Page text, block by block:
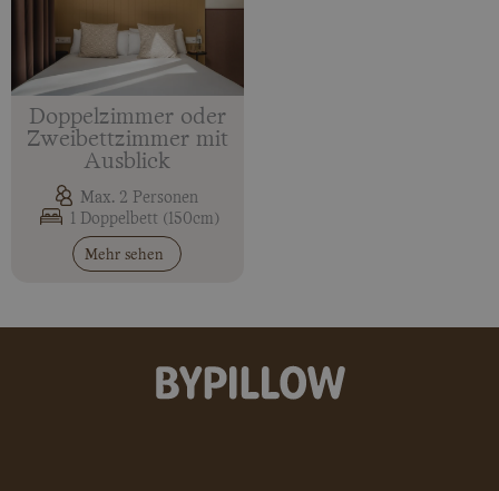
Doppelzimmer oder
Zweibettzimmer mit
Ausblick
Max. 2 Personen
1 Doppelbett (150cm)
Mehr sehen